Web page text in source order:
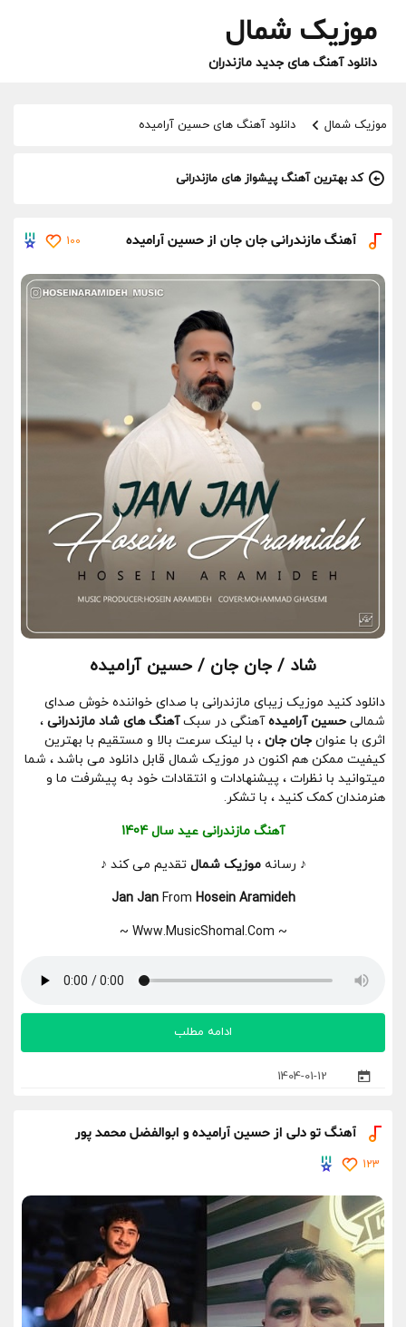
موزیک شمال
دانلود آهنگ های جدید مازندران
موزیک شمال دانلود آهنگ های حسین آرامیده
کد بهترین آهنگ پیشواز های مازندرانی
آهنگ مازندرانی جان جان از حسین آرامیده 100
شاد / جان جان / حسین آرامیده
دانلود کنید موزیک زیبای مازندرانی با صدای خواننده خوش صدای
شمالی حسین آرامیدهآهنگی در سبکآهنگ های شاد مازندرانی ،
اثری با عنوان جان جان ، با لینک سرعت بالا و مستقیم با بهترین
کیفیت ممکن هم اکنون در موزیک شمال قابل دانلود می باشد ، شما
میتوانید با نظرات ، پیشنهادات و انتقادات خود به پیشرفت ما و
هنرمندان کمک کنید ، با تشکر.
آهنگ مازندرانی عید سال 1404
♪ رسانهموزیک شمال تقدیم می کند ♪
Jan Jan From Hosein Aramideh
~ Www.MusicShomal.Com ~
1404-01-12
ادامه مطلب
آهنگ تو دلی از حسین آرامیده و ابوالفضل محمد پور
123